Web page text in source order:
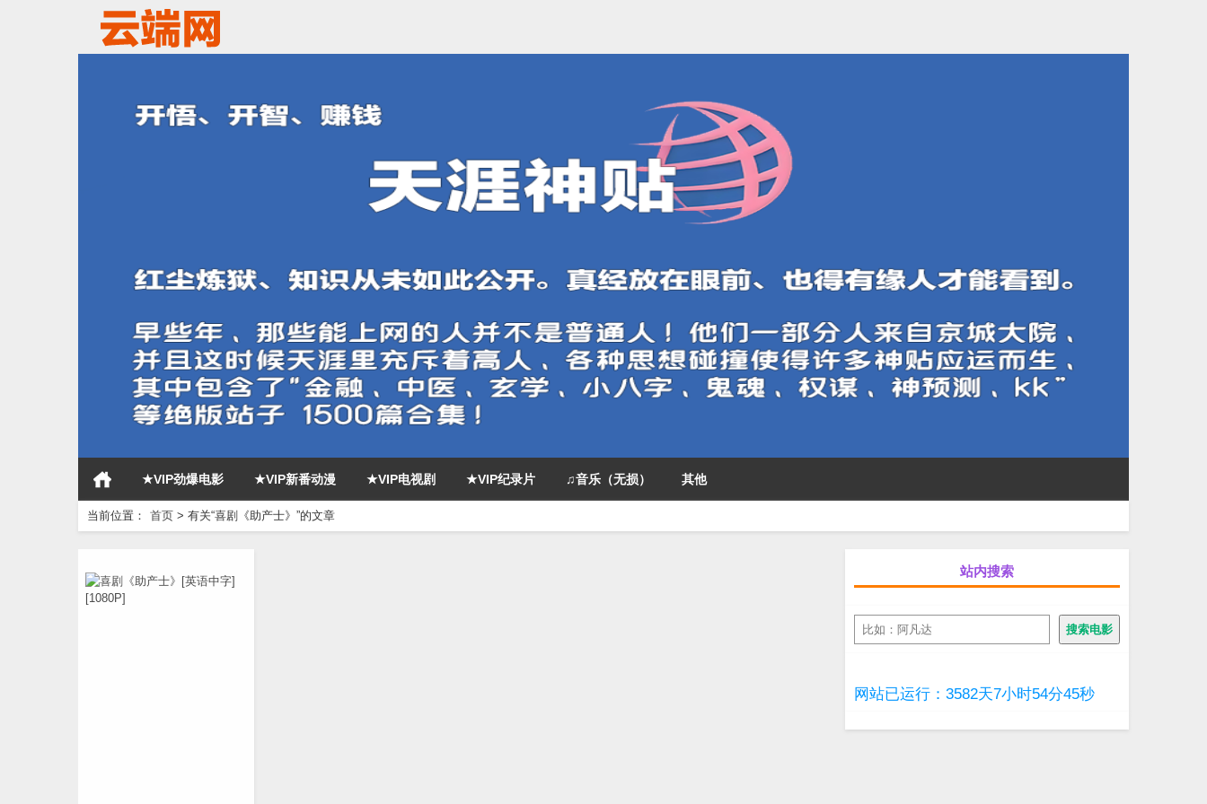
★VIP劲爆电影 ★VIP新番动漫 ★VIP电视剧 ★VIP纪录片 ♫音乐（无损） 其他
当前位置： 首页 > 有关“喜剧《助产士》”的文章
站内搜索
搜
索
搜索电影
网站已运行：3582天7小时54分46秒